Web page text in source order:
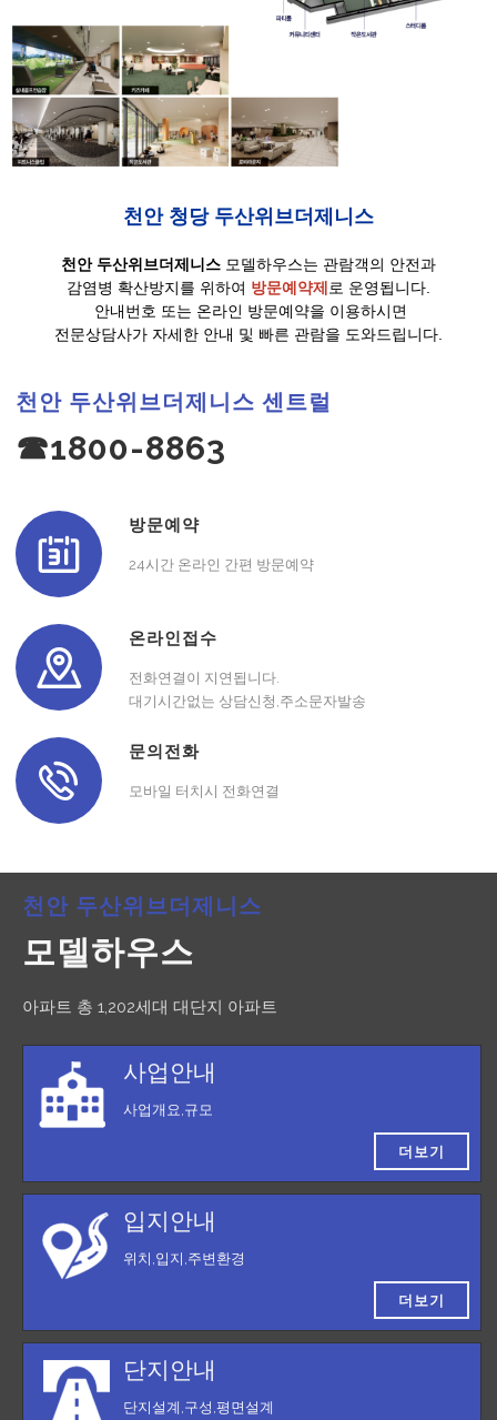
천안 청당 두산위브더제니스
천안 두산위브더제니스 모델하우스는 관람객의 안전과
감염병 확산방지를 위하여 방문예약제 로 운영됩니다.
안내번호 또는 온라인 방문예약을 이용하시면
전문상담사가 자세한 안내 및 빠른 관람을 도와드립니다.
천안 두산위브더제니스 센트럴
☎1800-8863
방문예약
24시간 온라인 간편 방문예약
온라인접수
전화연결이 지연됩니다.
대기시간없는 상담신청,주소문자발송
문의전화
모바일 터치시 전화연결
천안 두산위브더제니스
모델하우스
아파트 총 1,202세대 대단지 아파트
사업안내
사업개요,규모
더보기
입지안내
위치,입지,주변환경
더보기
단지안내
단지설계,구성,평면설계